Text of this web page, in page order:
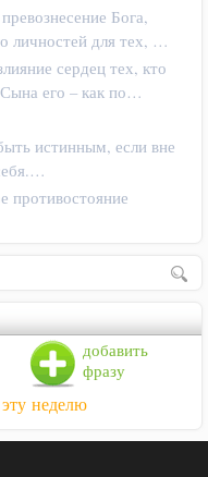
Бога,
личностей для тех, …
сердец тех, кто
его – как по…
истинным, если вне
противостояние
добавить
фразу
неделю